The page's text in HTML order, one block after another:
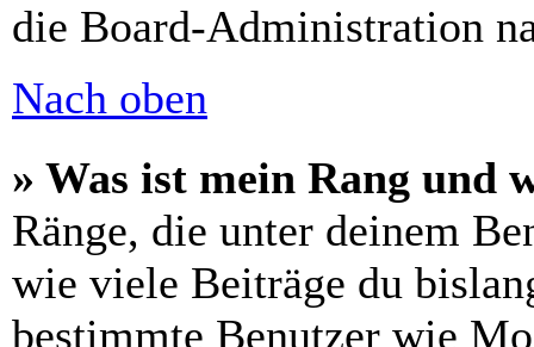
die Board-Administration
Nach oben
» Was ist mein Rang und
Ränge, die unter deinem
wie viele Beiträge du
bestimmte Benutzer wie